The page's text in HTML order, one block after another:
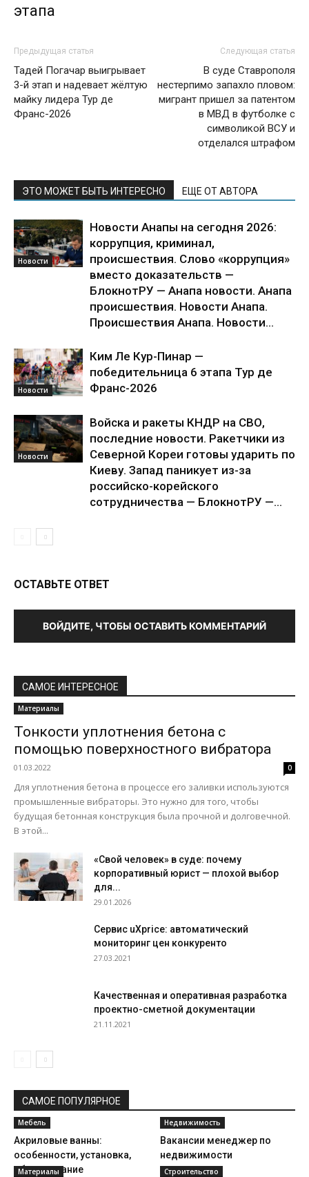
этапа
Предыдущая статья
Тадей Погачар выигрывает
3-й этап и надевает жёлтую
майку лидера Тур де
Франс-2026
Следующая статья
В суде Ставрополя
нестерпимо запахло пловом:
мигрант пришел за патентом
в МВД в футболке с
символикой ВСУ и
отделался штрафом
ЭТО МОЖЕТ БЫТЬ ИНТЕРЕСНО ЕЩЕ ОТ АВТОРА
Новости
Новости Анапы на сегодня 2026:
коррупция, криминал,
происшествия. Слово «коррупция»
вместо доказательств —
БлокнотРУ — Анапа новости. Анапа
происшествия. Новости Анапа.
Происшествия Анапа. Новости...
Новости
Ким Ле Кур-Пинар —
победительница 6 этапа Тур де
Франс-2026
Новости
Войска и ракеты КНДР на СВО,
последние новости. Ракетчики из
Северной Кореи готовы ударить по
Киеву. Запад паникует из-за
российско-корейского
сотрудничества — БлокнотРУ —...
ОСТАВЬТЕ ОТВЕТ
ВОЙДИТЕ, ЧТОБЫ ОСТАВИТЬ КОММЕНТАРИЙ
САМОЕ ИНТЕРЕСНОЕ
Материалы
Тонкости уплотнения бетона с
помощью поверхностного вибратора
01.03.2022 0
Для уплотнения бетона в процессе его заливки используются
промышленные вибраторы. Это нужно для того, чтобы
будущая бетонная конструкция была прочной и долговечной.
В этой...
«Свой человек» в суде: почему
корпоративный юрист — плохой выбор
для...
29.01.2026
Сервис uXprice: автоматический
мониторинг цен конкуренто
27.03.2021
Качественная и оперативная разработка
проектно-сметной документации
21.11.2021
САМОЕ ПОПУЛЯРНОЕ
Мебель
Акриловые ванны:
особенности, установка,
обслуживание
Недвижимость
Вакансии менеджер по
недвижимости
Материалы Строительство